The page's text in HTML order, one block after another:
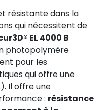
résistante dans la
qui nécessitent de
EL 4000 B
photopolymère
pour les
qui offre une
). Il offre une
: résistance